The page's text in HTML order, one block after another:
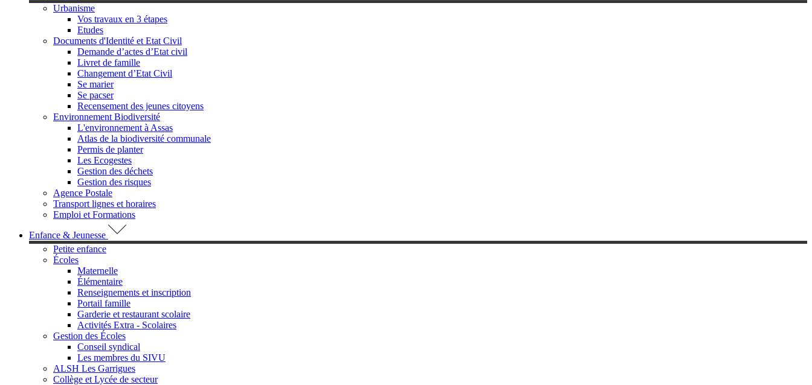
Urbanisme
Vos travaux en 3 étapes
Etudes
Documents d'Identité et Etat Civil
Demande d’actes d’Etat civil
Livret de famille
Changement d’Etat Civil
Se marier
Se pacser
Recensement des jeunes citoyens
Environnement Biodiversité
L'environnement à Assas
Atlas de la biodiversité communale
Permis de planter
Les Ecogestes
Gestion des déchets
Gestion des risques
Agence Postale
Transport lignes et horaires
Emploi et Formations
Enfance & Jeunesse
Petite enfance
Écoles
Maternelle
Élémentaire
Renseignements et inscription
Portail famille
Garderie et restaurant scolaire
Activités Extra - Scolaires
Gestion des Écoles
Conseil syndical
Les membres du SIVU
ALSH Les Garrigues
Collège et Lycée de secteur